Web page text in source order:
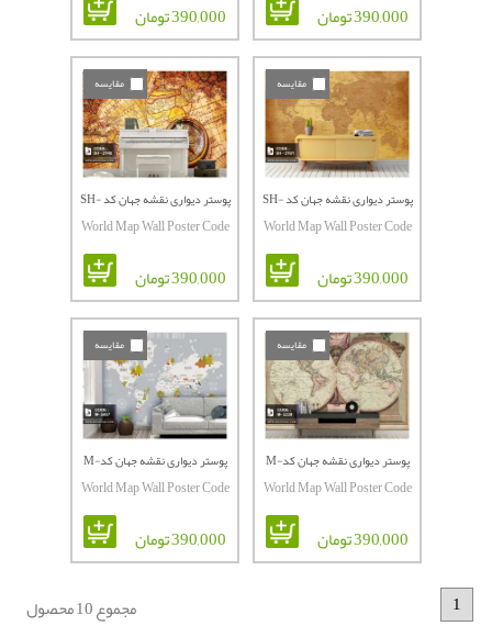
390,000 تومان 390,000 تومان
مقایسه
پوستر دیواری نقشه جهان کد SH-
2161
World Map Wall Poster Code
390,000 تومان
مقایسه
پوستر دیواری نقشه جهان کد SH-
2148
World Map Wall Poster Code
390,000 تومان
مقایسه
پوستر دیواری نقشه جهان کدM-
5339
World Map Wall Poster Code
390,000 تومان
مقایسه
پوستر دیواری نقشه جهان کدM-
5907
World Map Wall Poster Code
390,000 تومان
1 مجموع 10 محصول